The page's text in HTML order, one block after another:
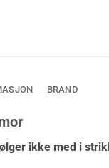
BRAND
ikke med i